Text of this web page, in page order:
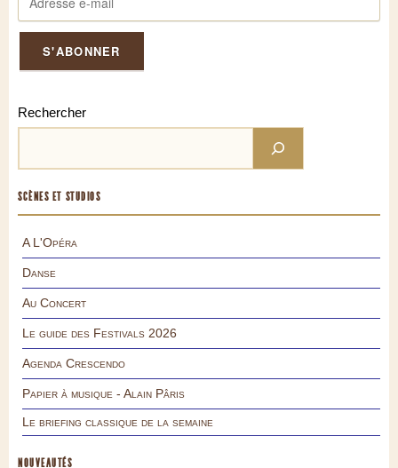
Rechercher
SCÈNES ET STUDIOS
A L'Opéra
Danse
Au Concert
Le guide des Festivals 2026
Agenda Crescendo
Papier à musique - Alain Pâris
Le briefing classique de la semaine
NOUVEAUTÉS